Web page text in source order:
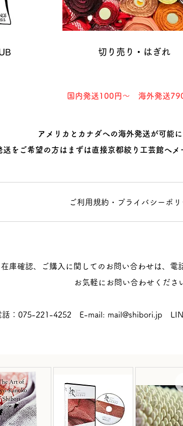
切り売り・はぎれ
国内発送100円～ 海外発送
アメリカとカナダへの海外発送が可能に
送をご希望の方はまずは直接京都絞り工芸館へメ
ご利用規約・プライバシーポリ
在庫確認、ご購入に関してのお問い合わせは、電
お気軽にお問い合わせくださ
話：075-221-4252 E-mail: mail@shibori.jp